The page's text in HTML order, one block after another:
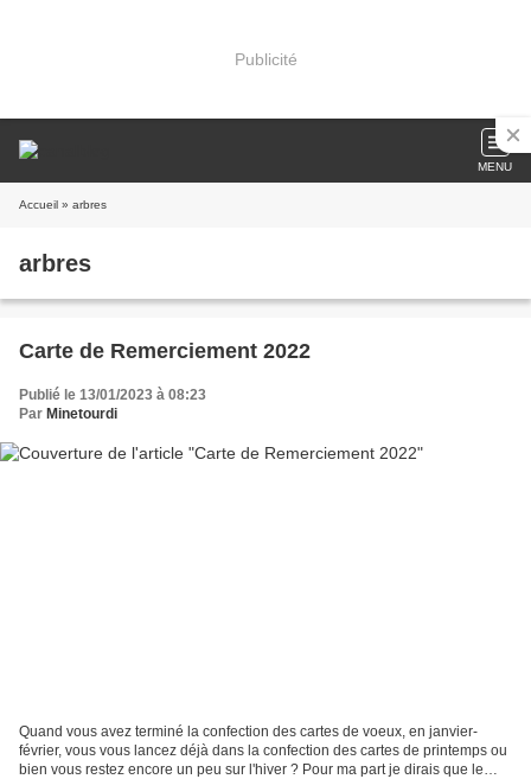
Publicité
MENU
Accueil » arbres
arbres
Carte de Remerciement 2022
Publié le 13/01/2023 à 08:23
Par Minetourdi
Quand vous avez terminé la confection des cartes de voeux, en janvier-
février, vous vous lancez déjà dans la confection des cartes de printemps ou
bien vous restez encore un peu sur l'hiver ? Pour ma part je dirais que le